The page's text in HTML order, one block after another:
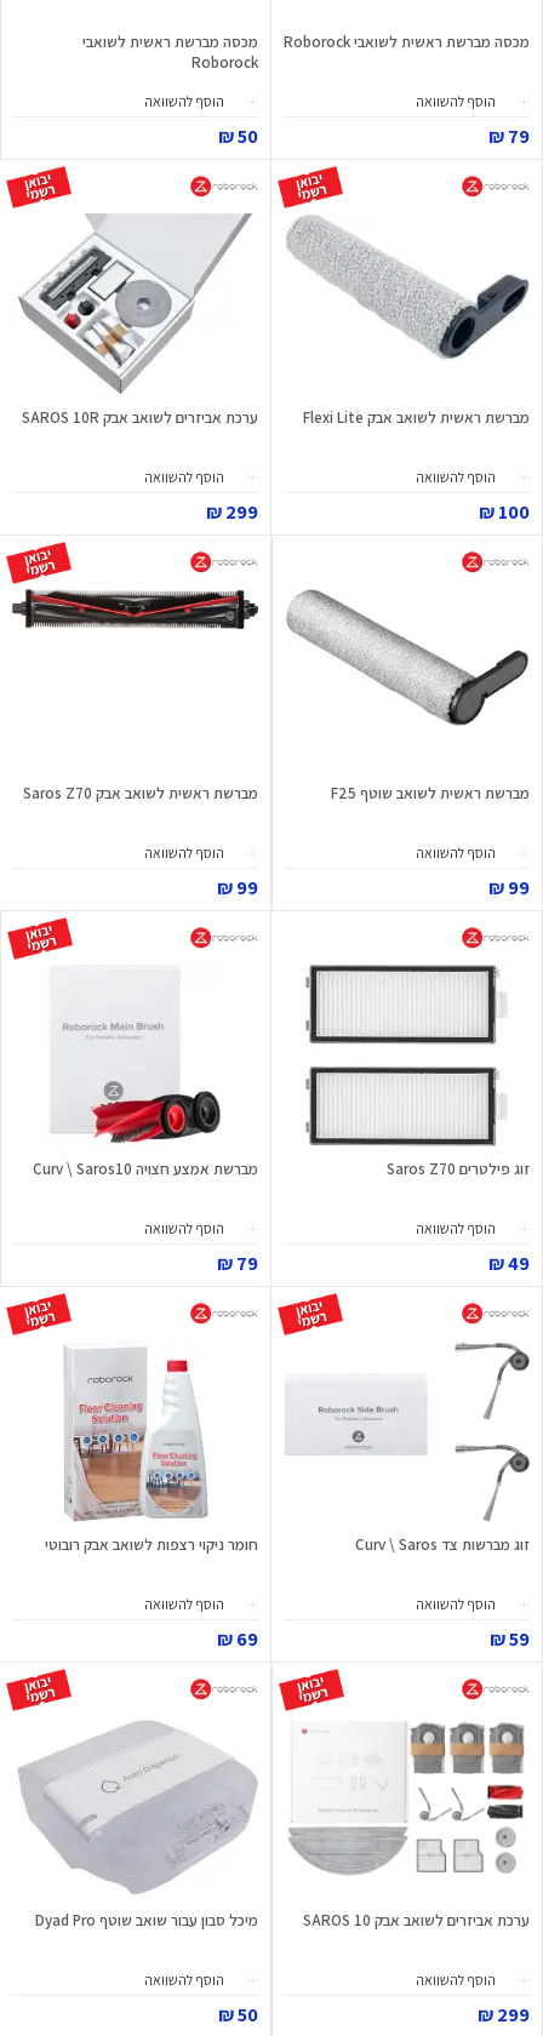
מכסה מברשת ראשית לשואבי Roborock
הוסף להשוואה
79 ₪
מכסה מברשת ראשית לשואבי
Roborock
הוסף להשוואה
50 ₪
מברשת ראשית לשואב אבק Flexi Lite
הוסף להשוואה
100 ₪
ערכת אביזרים לשואב אבק SAROS 10R
הוסף להשוואה
299 ₪
מברשת ראשית לשואב שוטף F25
הוסף להשוואה
99 ₪
מברשת ראשית לשואב אבק Saros Z70
הוסף להשוואה
99 ₪
זוג פילטרים Saros Z70
הוסף להשוואה
49 ₪
מברשת אמצע חצויה Curv \ Saros10
הוסף להשוואה
79 ₪
זוג מברשות צד Curv \ Saros
הוסף להשוואה
59 ₪
חומר ניקוי רצפות לשואב אבק רובוטי
הוסף להשוואה
69 ₪
ערכת אביזרים לשואב אבק SAROS 10
הוסף להשוואה
299 ₪
מיכל סבון עבור שואב שוטף Dyad Pro
הוסף להשוואה
50 ₪